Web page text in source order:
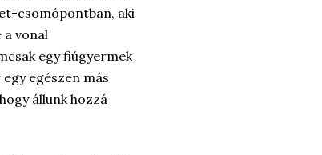
csomópontban, aki
a vonal
egy fiúgyermek
egészen más
állunk hozzá